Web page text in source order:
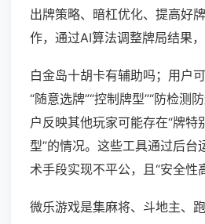
出牌策略、暗杠优化、提高好
作，通过AI算法调整牌局结果，
白金岛十胡卡有辅助吗；用户
“随意选牌”“控制牌型”“防检测
户反映其他玩家可能存在“牌特
型”的情况。这些工具通过后台
术手段实现不平公，且“安全性
微乐游戏是集麻将、斗地主、